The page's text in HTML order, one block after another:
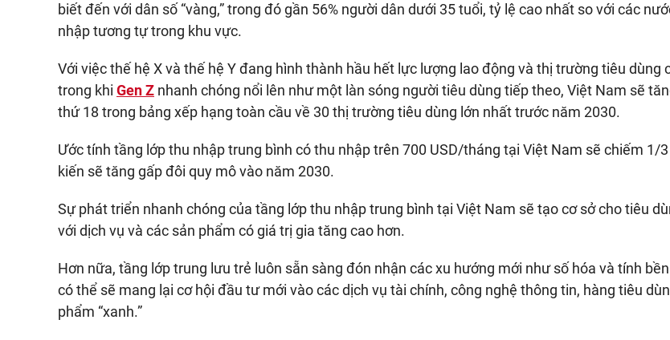
biết đến với dân số “vàng,” trong đó gần 56% người dân dưới 35 tuổi, tỷ lệ cao nhất so với các
nhập tương tự trong khu vực.
Với việc thế hệ X và thế hệ Y đang hình thành hầu hết lực lượng lao động và thị trường tiêu dùng
trong khi Gen Z nhanh chóng nổi lên như một làn sóng người tiêu dùng tiếp theo, Việt Nam sẽ
thứ 18 trong bảng xếp hạng toàn cầu về 30 thị trường tiêu dùng lớn nhất trước năm 2030.
Ước tính tầng lớp thu nhập trung bình có thu nhập trên 700 USD/tháng tại Việt Nam sẽ chiếm 1/
kiến sẽ tăng gấp đôi quy mô vào năm 2030.
Sự phát triển nhanh chóng của tầng lớp thu nhập trung bình tại Việt Nam sẽ tạo cơ sở cho tiêu
với dịch vụ và các sản phẩm có giá trị gia tăng cao hơn.
Hơn nữa, tầng lớp trung lưu trẻ luôn sẵn sàng đón nhận các xu hướng mới như số hóa và tính
có thể sẽ mang lại cơ hội đầu tư mới vào các dịch vụ tài chính, công nghệ thông tin, hàng tiêu
phẩm “xanh.”